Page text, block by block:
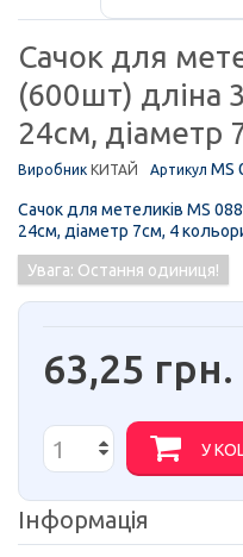
Сачок для
(600шт) дліна
24см, діаметр
Виробник КИТАЙ Артикул MS
Сачок для метеликів MS
24см, діаметр 7см, 4
Увага: Остання одиниця!
63,25 грн.
У
Інформація